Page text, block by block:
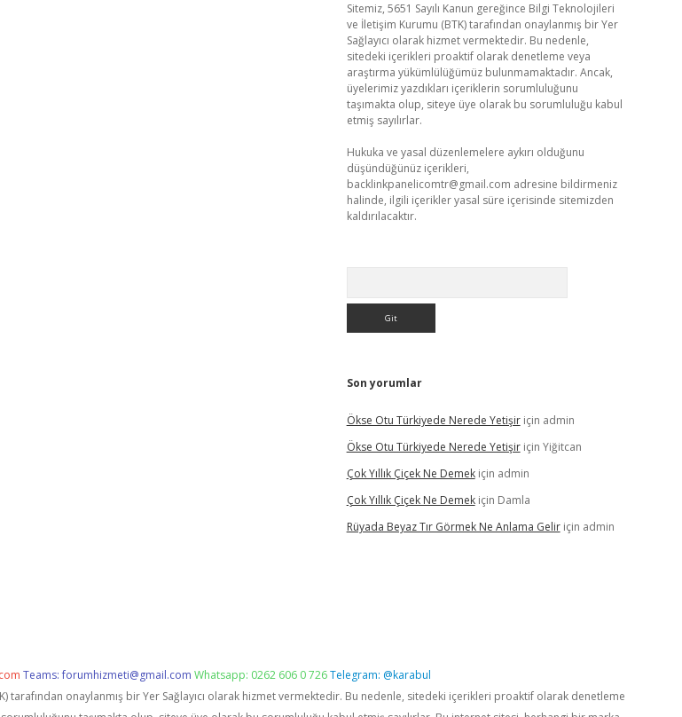
Sitemiz, 5651 Sayılı Kanun gereğince Bilgi Teknolojileri
ve İletişim Kurumu (BTK) tarafından onaylanmış bir Yer
Sağlayıcı olarak hizmet vermektedir. Bu nedenle,
sitedeki içerikleri proaktif olarak denetleme veya
araştırma yükümlülüğümüz bulunmamaktadır. Ancak,
üyelerimiz yazdıkları içeriklerin sorumluluğunu
taşımakta olup, siteye üye olarak bu sorumluluğu kabul
etmiş sayılırlar.
Hukuka ve yasal düzenlemelere aykırı olduğunu
düşündüğünüz içerikleri,
backlinkpanelicomtr@gmail.com adresine bildirmeniz
halinde, ilgili içerikler yasal süre içerisinde sitemizden
kaldırılacaktır.
Son yorumlar
Ökse Otu Türkiyede Nerede Yetişiriçin admin
Ökse Otu Türkiyede Nerede Yetişiriçin Yiğitcan
Çok Yıllık Çiçek Ne Demekiçin admin
Çok Yıllık Çiçek Ne Demekiçin Damla
Rüyada Beyaz Tır Görmek Ne Anlama Geliriçin admin
Teams:forumhizmeti@gmail.com Whatsapp: 0262 606 0 726Telegram: @karabul
tarafından onaylanmış bir Yer Sağlayıcı olarak hizmet vermektedir. Bu nedenle, sitedeki içerikleri proaktif olarak denetleme